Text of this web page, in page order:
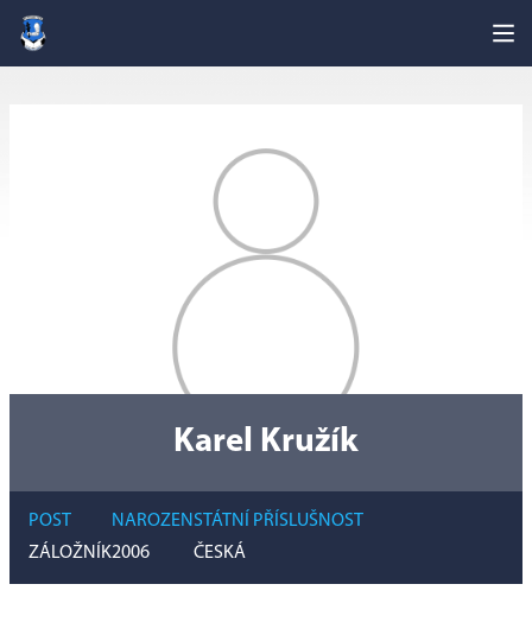
Karel Kružík
POST
ZÁLOŽNÍK
NAROZEN
2006
STÁTNÍ PŘÍSLUŠNOST
ČESKÁ